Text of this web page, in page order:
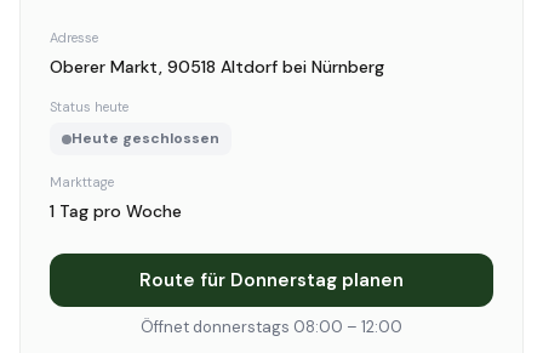
Adresse
Oberer Markt, 90518 Altdorf bei Nürnberg
Status heute
Heute geschlossen
Markttage
1 Tag pro Woche
Route für Donnerstag planen
Öffnet donnerstags 08:00 – 12:00